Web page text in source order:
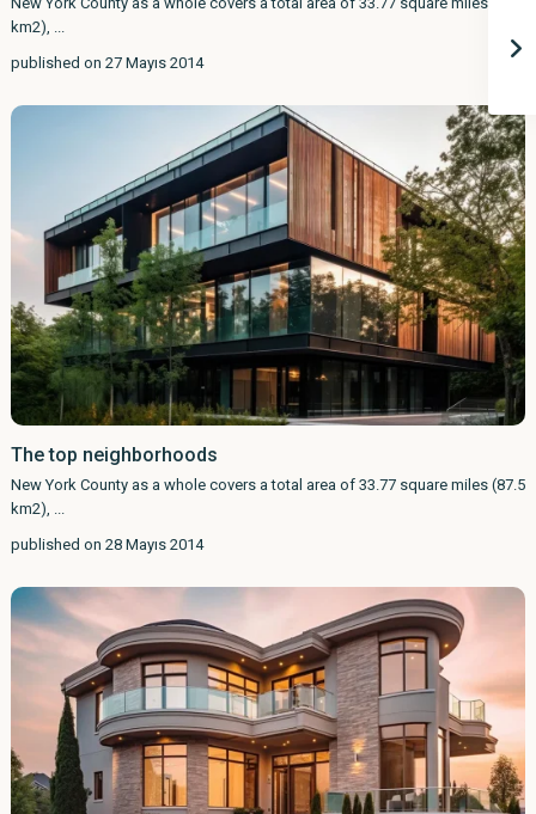
km2),
published on 27 Mayıs 2014
The top neighborhoods
New York County as a whole covers a total area of 33.77 square miles (87.5
km2), ...
published on 28 Mayıs 2014